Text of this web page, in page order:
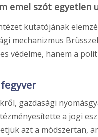
emel szót egyetlen
kutatójának
mechanizmus
védelme, hanem a
gazdasági
a jogi
azt a módszertan,